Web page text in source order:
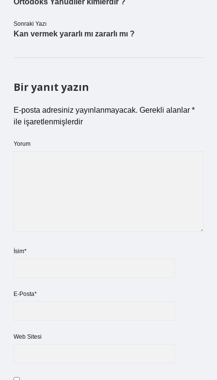
Ortodoks Yahudiler kimlerdir ?
Sonraki Yazı
Kan vermek yararlı mı zararlı mı ?
Bir yanıt yazın
E-posta adresiniz yayınlanmayacak. Gerekli alanlar *
ile işaretlenmişlerdir
Yorum
İsim*
E-Posta*
Web Sitesi